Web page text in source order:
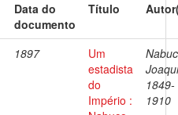
Data do
documento
Título
1897
Um
estadista
do
Império :
1849-
1910